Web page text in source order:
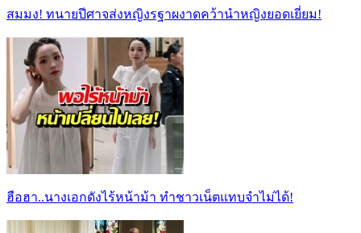
สมมง! ทนายปีศาจส่งหญิงรฐาผงาดคว้านำหญิงยอดเยี่ยม!
ฮือฮา..นางเอกดังไร้หน้าม้า ทำชาวเน็ตแทบจำไม่ได้!